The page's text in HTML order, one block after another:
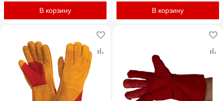
В корзину В корзину